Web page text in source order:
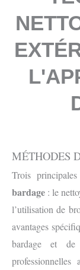
MÉTHODES
Trois
bardage : le
l’utilisation de
avantages
bardage et